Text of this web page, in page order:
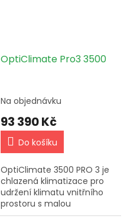
OptiClimate Pro3 3500
Na objednávku
93 390 Kč
Do košíku
OptiClimate 3500 PRO 3 je
chlazená klimatizace pro
udržení klimatu vnitřního
prostoru s malou
spotřebou energie a